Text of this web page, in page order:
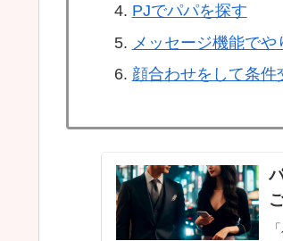
PJでパパを探す
メッセージ機能でや
顔合わせをして条件